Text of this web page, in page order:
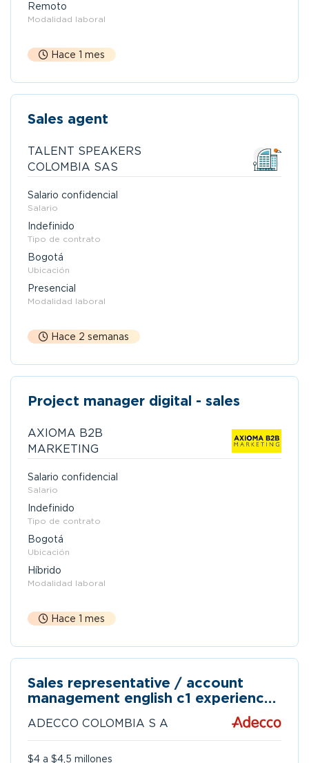
Remoto
Modalidad laboral
Hace 1 mes
Sales agent
TALENT SPEAKERS
COLOMBIA SAS
Salario confidencial
Salario
Indefinido
Tipo de contrato
Bogotá
Ubicación
Presencial
Modalidad laboral
Hace 2 semanas
Project manager digital - sales
AXIOMA B2B
MARKETING
Salario confidencial
Salario
Indefinido
Tipo de contrato
Bogotá
Ubicación
Híbrido
Modalidad laboral
Hace 1 mes
Sales representative / account
management english c1 experiencie
ADECCO COLOMBIA S A
$4 a $4,5 millones